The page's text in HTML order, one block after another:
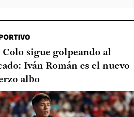
Colo sigue golpeando al
Iván Román es el nuevo
albo